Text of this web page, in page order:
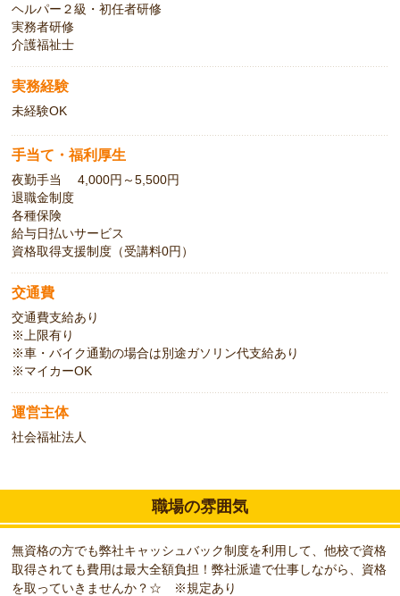
ヘルパー２級・初任者研修
実務者研修
介護福祉士
実務経験
未経験OK
手当て・福利厚生
夜勤手当 4,000円～5,500円
退職金制度
各種保険
給与日払いサービス
資格取得支援制度（受講料0円）
交通費
交通費支給あり
※上限有り
※車・バイク通勤の場合は別途ガソリン代支給あり
※マイカーOK
運営主体
社会福祉法人
職場の雰囲気
無資格の方でも弊社キャッシュバック制度を利用して、他校で資格
取得されても費用は最大全額負担！弊社派遣で仕事しながら、資格
を取っていきませんか？☆ ※規定あり